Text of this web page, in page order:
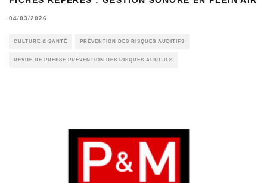
04/03/2026
CULTURE & SANTÉ PRÉVENTION DES RISQUES AUDITIFS
REVUE DE PRESSE PRÉVENTION DES RISQUES AUDITIFS